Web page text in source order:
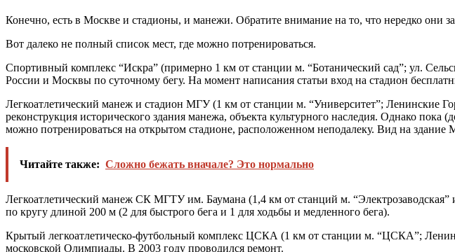
Конечно, есть в Москве и стадионы, и манежи. Обратите внимание на то, что нередко они
Вот далеко не полный список мест, где можно потренироваться.
Спортивный комплекс “Искра” (примерно 1 км от станции м. “Ботанический сад”; ул.
России и Москвы по суточному бегу. На момент написания статьи вход на стадион
Легкоатлетический манеж и стадион МГУ (1 км от станции м. “Университет”; Ленинские
реконструкция исторического здания манежа, объекта культурного наследия. Однако
можно потренироваться на открытом стадионе, расположенном неподалеку. Вид на здание
Читайте также: Сложно бежать вначале? Это нормально
Легкоатлетический манеж СК МГТУ им. Баумана (1,4 км от станций м.
по кругу длиной 200 м (2 для быстрого бега и 1 для ходьбы и медленного бега).
Крытый легкоатлетическо-футбольный комплекс ЦСКА (1 км от станции м. “ЦСКА”;
московской Олимпиады. В 2003 году проводился ремонт.